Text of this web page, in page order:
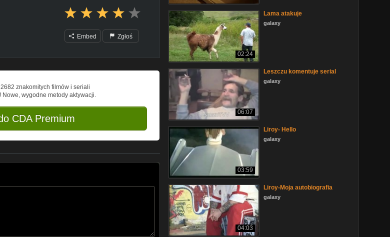
Embed Zgłoś
znakomitych filmów i seriali
Nowe, wygodne metody aktywacji.
CDA Premium
02:24
Lama atakuje
galaxy
06:07
Leszczu komentuje serial
galaxy
03:59
Liroy- Hello
galaxy
04:03
Liroy-Moja autobiografia
galaxy